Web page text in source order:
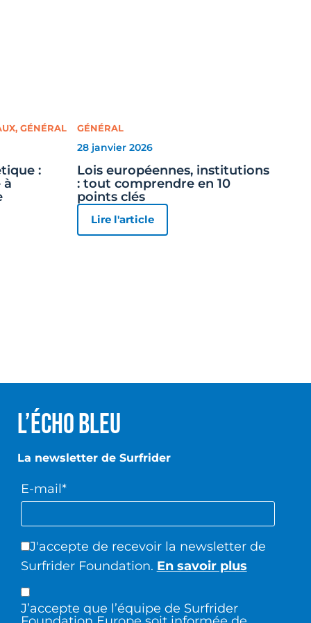
, GÉNÉRAL
:
à
GÉNÉRAL
28 janvier 2026
Lois européennes, institutions
: tout comprendre en 10
points clés
Lire l'article
L’écho Bleu
La newsletter de Surfrider
E-mail*
J'accepte de recevoir la newsletter de
Surfrider Foundation. En savoir plus
J’accepte que l’équipe de Surfrider